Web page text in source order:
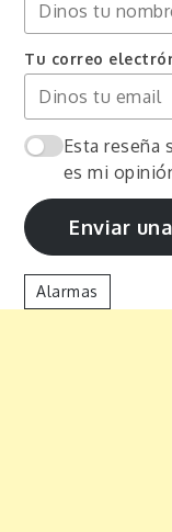
Tu correo
Esta reseña
es mi
Enviar
Alarmas